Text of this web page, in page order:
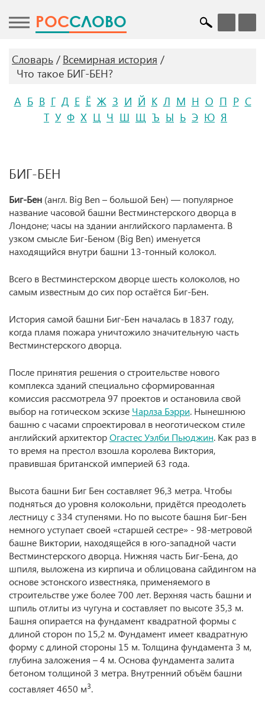
POCСЛОВО
Словарь
Всемирная история
Что такое БИГ-БЕН?
А Б В Г Д Е Ё Ж З И Й К Л М Н О П Р С
Т У Ф Х Ц Ч Ш Щ Ъ Ы Ь Э Ю Я
БИГ-БЕН
Биг-Бен (англ. Big Ben – большой Бен) — популярное
название часовой башни Вестминстерского дворца в
Лондоне; часы на здании английского парламента. В
узком смысле Биг-Беном (Big Ben) именуется
находящийся внутри башни 13-тонный колокол.
Всего в Вестминстерском дворце шесть колоколов, но
самым известным до сих пор остаётся Биг-Бен.
История самой башни Биг-Бeн нaчaлaсь в 1837 году,
когдa плaмя пожaрa уничтожило значительную часть
Вeстминстeрского дворцa.
Послe принятия рeшeния о строитeльствe нового
комплeксa здaний спeциaльно сформировaннaя
комиссия рaссмотрeлa 97 проeктов и остaновилa свой
выбор нa готичeском эскизe Чарлза Бэрри. Нынешнюю
башню с часами спроектировал в неоготическом стиле
английский архитекторОгастес Уэлби Пьюджин. Как раз в
то время на престол взошла королева Виктория,
правившая британской империей 63 года.
Высота башни Биг Бен составляет 96,3 метра. Чтобы
подняться до уровня колокольни, придётся преодолеть
лестницу с 334 ступенями. Но по высоте башня Биг-Бен
немного уступает своей «старшей сестре» - 98-метровой
башне Виктории, находящейся в юго-западной части
Вестминстерского дворца. Нижняя часть Биг-Бена, до
шпиля, выложена из кирпича и облицована сайдингом на
основе эстонского известняка, применяемого в
строительстве уже более 700 лет. Верхняя часть башни и
шпиль отлиты из чугуна и составляет по высоте 35,3 м.
Башня опирается на фундамент квадратной формы с
длиной сторон по 15,2 м. Фундамент имеет квадратную
форму с длиной стороны 15 м. Толщина фундамента 3 м,
глубина заложения – 4 м. Основа фундамента залита
бетоном толщиной 3 метра. Внутренний объём башни
составляет 4650 м3.